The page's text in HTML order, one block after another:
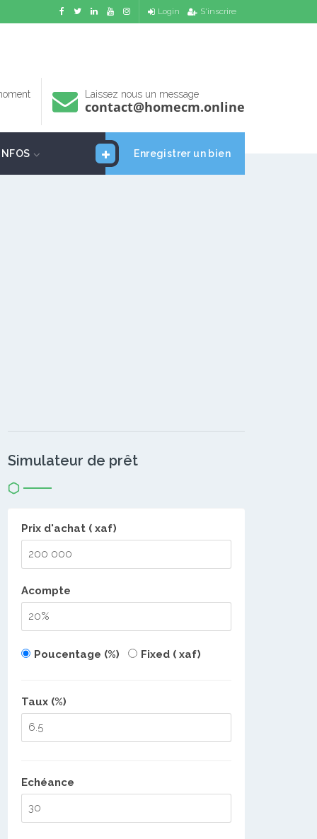
Login S'inscrire
Laissez nous un message
contact@homecm.online
Enregistrer un bien
INFOS
Simulateur de prêt
Prix d'achat ( xaf)
Acompte
Poucentage (%) Fixed ( xaf)
Taux (%)
Echéance